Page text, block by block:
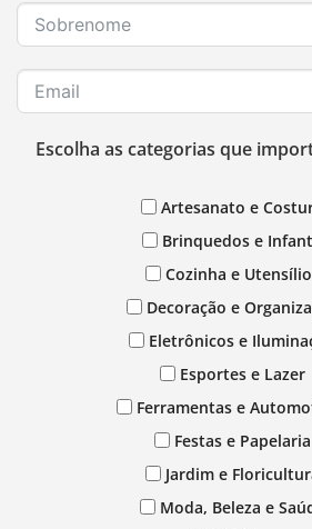
Escolha as categorias que
Artesanato e
Brinquedos e
Cozinha e
Decoração e
Eletrônicos e
Esportes e Lazer
Ferramentas e
Festas e Papelaria
Jardim e
Moda, Beleza e